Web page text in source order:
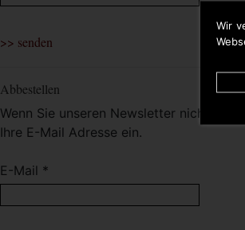
Wir
Abbestellen
Wenn Sie unseren Newsletter nicht
Ihre E-Mail Adresse ein.
E-Mail *